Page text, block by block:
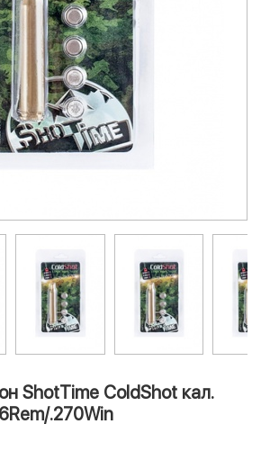
ShotTime ColdShot кал.
.270Win